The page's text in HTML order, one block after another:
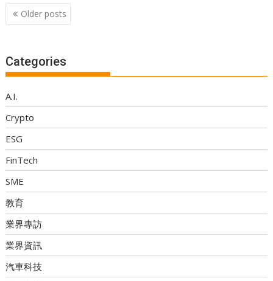
Posts
navigation
Older posts
Categories
A.I.
Crypto
ESG
FinTech
SME
教育
業界專訪
業界資訊
汽車科技